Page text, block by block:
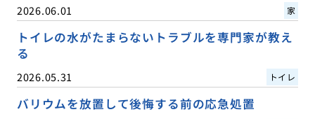
2026.06.01 家
トイレの水がたまらないトラブルを専門家が教え
る
2026.05.31 トイレ
バリウムを放置して後悔する前の応急処置